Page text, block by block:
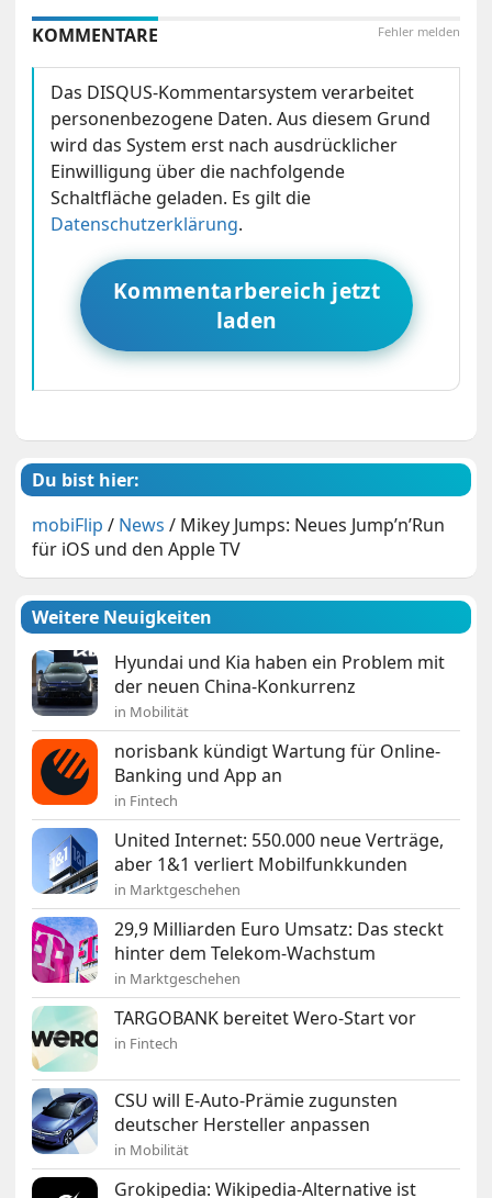
Fehler melden
KOMMENTARE
Das DISQUS-Kommentarsystem verarbeitet
personenbezogene Daten. Aus diesem Grund
wird das System erst nach ausdrücklicher
Einwilligung über die nachfolgende
Schaltfläche geladen. Es gilt die
Datenschutzerklärung.
Kommentarbereich jetzt
laden
Du bist hier:
mobiFlip / News / Mikey Jumps: Neues Jump’n’Run
für iOS und den Apple TV
Weitere Neuigkeiten
Hyundai und Kia haben ein Problem mit
der neuen China-Konkurrenz
in Mobilität
norisbank kündigt Wartung für Online-
Banking und App an
in Fintech
United Internet: 550.000 neue Verträge,
aber 1&1 verliert Mobilfunkkunden
in Marktgeschehen
29,9 Milliarden Euro Umsatz: Das steckt
hinter dem Telekom-Wachstum
in Marktgeschehen
TARGOBANK bereitet Wero-Start vor
in Fintech
CSU will E-Auto-Prämie zugunsten
deutscher Hersteller anpassen
in Mobilität
Grokipedia: Wikipedia-Alternative ist